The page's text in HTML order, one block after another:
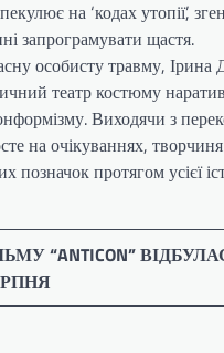
на ‘кодах утопії’,
запрограмувати щастя.
особисту травму, Ірина
театр костюму
Виходячи з
на очікуваннях, творчиня
протягом усієї
“ANTICON”